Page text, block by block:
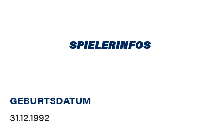
SPIELERINFOS
GEBURTSDATUM
31.12.1992